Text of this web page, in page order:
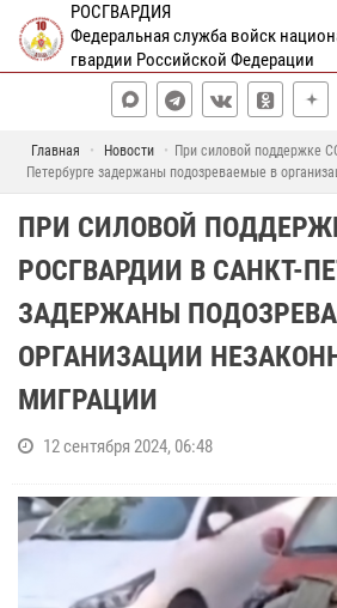
РОСГВАРДИЯ
Федеральная служба войск
гвардии Российской Федерации
Главная Новости
При силовой поддержке
Петербурге задержаны подозреваемые в
ПРИ СИЛОВОЙ
РОСГВАРДИИ В САНКТ-
ЗАДЕРЖАНЫ
ОРГАНИЗАЦИИ
МИГРАЦИИ
12 сентября 2024, 06:48